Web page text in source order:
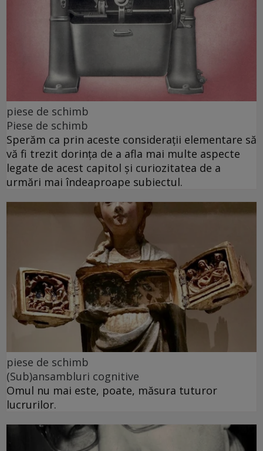
piese de schimb
Piese de schimb
Sperăm ca prin aceste considerații elementare să
vă fi trezit dorința de a afla mai multe aspecte
legate de acest capitol și curiozitatea de a
urmări mai îndeaproape subiectul.
piese de schimb
(Sub)ansambluri cognitive
Omul nu mai este, poate, măsura tuturor
lucrurilor.